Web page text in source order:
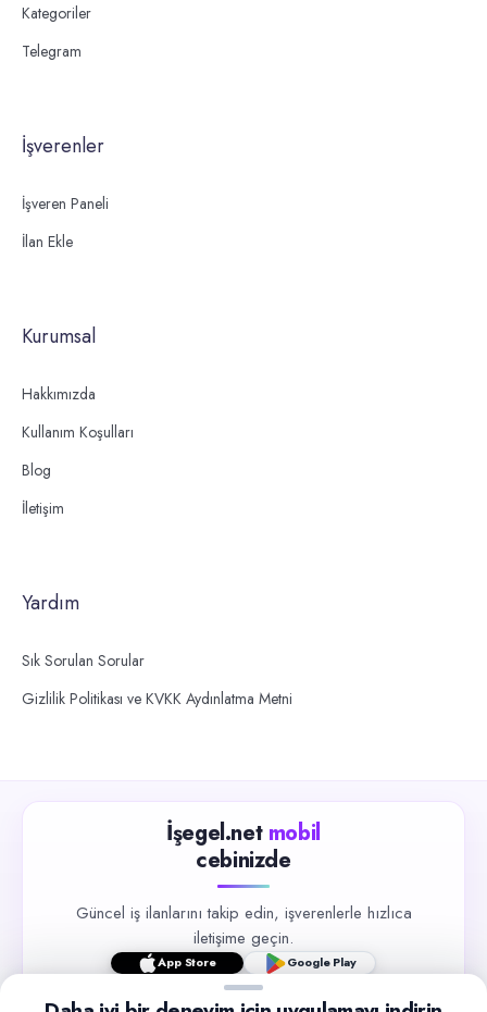
Kategoriler
Telegram
İşverenler
İşveren Paneli
İlan Ekle
Kurumsal
Hakkımızda
Kullanım Koşulları
Blog
İletişim
Yardım
Sık Sorulan Sorular
Gizlilik Politikası ve KVKK Aydınlatma Metni
İşegel.net mobil
cebinizde
Güncel iş ilanlarını takip edin, işverenlerle hızlıca
iletişime geçin.
App Store Google Play